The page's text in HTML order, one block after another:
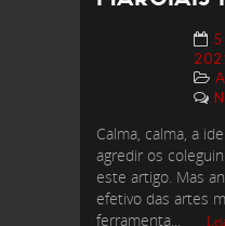
Calma, calma, a
agredir os
este artigo. Mas
efetivo das artes
ferramenta...